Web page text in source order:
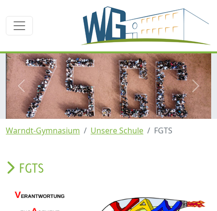
zurück
Warndt-Gymnasium Unsere Schule FGTS
FGTS